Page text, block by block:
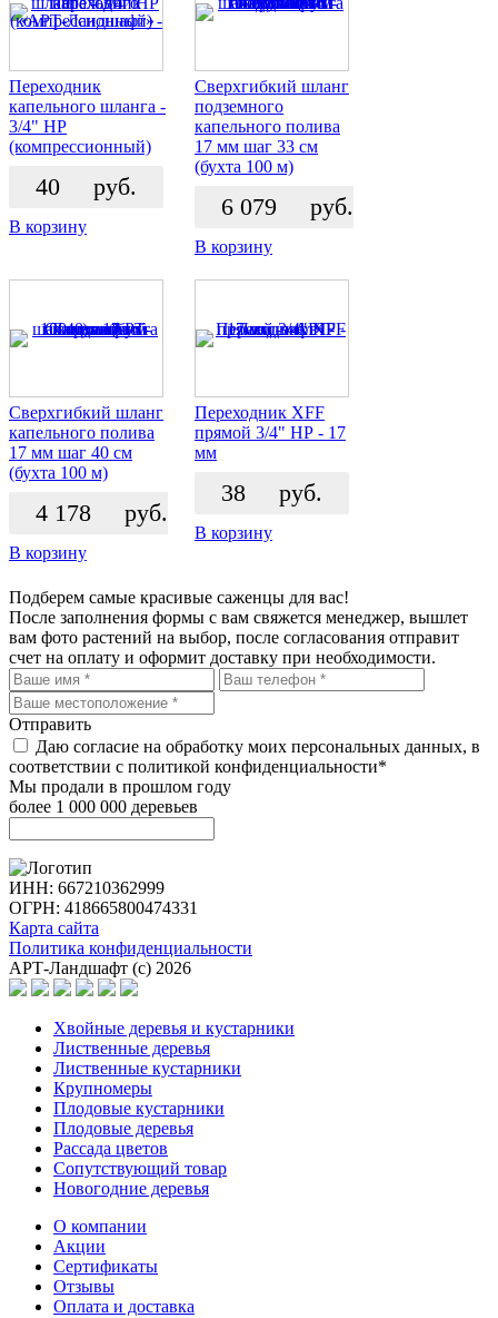
Переходник
капельного шланга -
3/4" НР
(компрессионный)
40 руб.
В корзину
Сверхгибкий шланг
подземного
капельного полива
17 мм шаг 33 см
(бухта 100 м)
6 079 руб.
В корзину
Сверхгибкий шланг
капельного полива
17 мм шаг 40 см
(бухта 100 м)
4 178 руб.
В корзину
Переходник XFF
прямой 3/4" НР - 17
мм
38 руб.
В корзину
Подберем самые красивые саженцы для вас!
После заполнения формы с вам свяжется менеджер, вышлет
вам фото растений на выбор, после согласования отправит
счет на оплату и оформит доставку при необходимости.
Отправить
Даю согласие на обработку моих персональных данных, в
соответствии с политикой конфиденциальности*
Мы продали в прошлом году
более 1 000 000 деревьев
ИНН: 667210362999
ОГРН: 418665800474331
Карта сайта
Политика конфиденциальности
АРТ-Ландшафт (с) 2026
Хвойные деревья и кустарники
Лиственные деревья
Лиственные кустарники
Крупномеры
Плодовые кустарники
Плодовые деревья
Рассада цветов
Сопутствующий товар
Новогодние деревья
О компании
Акции
Сертификаты
Отзывы
Оплата и доставка